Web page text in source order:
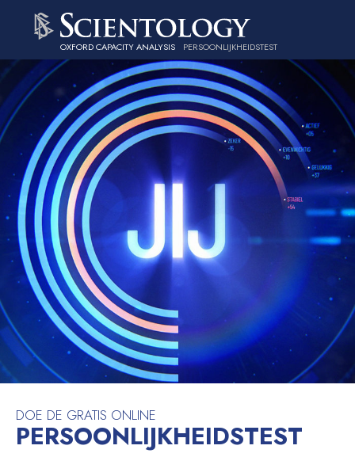
OXFORD CAPACITY ANALYSIS PERSOONLIJKHEIDSTEST
DOE DE GRATIS ONLINE
PERSOONLIJKHEIDS­TEST